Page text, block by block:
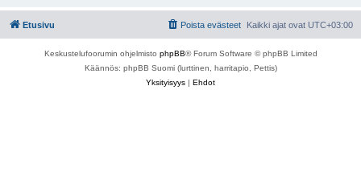
Etusivu Kaikki ajat ovat UTC+03:00
Poista evästeet
Keskustelufoorumin ohjelmisto phpBB® Forum Software © phpBB Limited
Käännös: phpBB Suomi (lurttinen, harritapio, Pettis)
Yksityisyys | Ehdot